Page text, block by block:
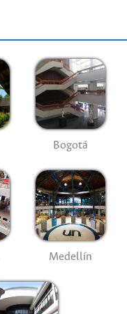
Bogotá
Medellín